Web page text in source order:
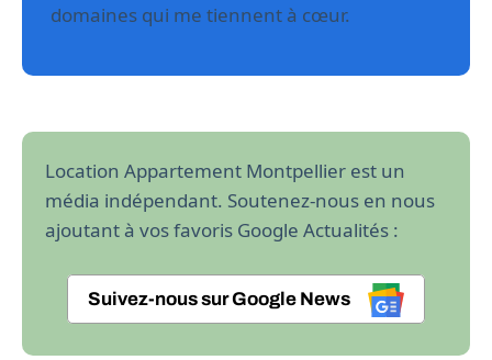
domaines qui me tiennent à cœur.
Location Appartement Montpellier est un
média indépendant. Soutenez-nous en nous
ajoutant à vos favoris Google Actualités :
Suivez-nous sur Google News